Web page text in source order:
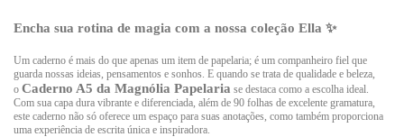
Encha sua rotina de magia com a nossa coleção Ella ✨
Um caderno é mais do que apenas um item de papelaria; é um companheiro fiel que
guarda nossas ideias, pensamentos e sonhos. E quando se trata de qualidade e beleza,
o Caderno A5 da Magnólia Papelaria se destaca como a escolha ideal.
Com sua capa dura vibrante e diferenciada, além de 90 folhas de excelente gramatura,
este caderno não só oferece um espaço para suas anotações, como também proporciona
uma experiência de escrita única e inspiradora.